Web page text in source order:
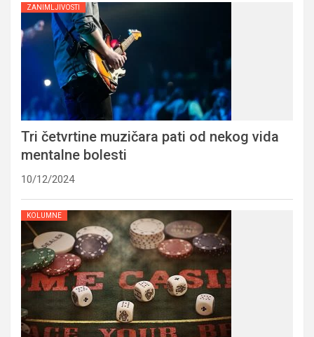
ZANIMLJIVOSTI
Tri četvrtine muzičara pati od nekog vida
mentalne bolesti
10/12/2024
KOLUMNE